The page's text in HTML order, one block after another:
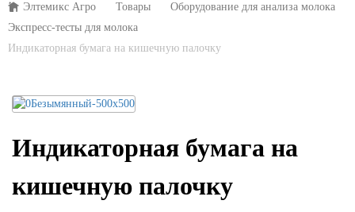
Элтемикс Агро Товары
Оборудование для анализа молока
Экспресс-тесты для молока
Индикаторная бумага на кишечную палочку
Индикаторная бумага на
кишечную палочку